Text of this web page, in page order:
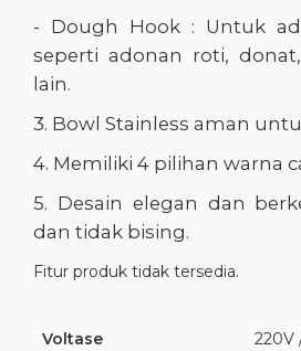
- Dough Hook : Untuk
seperti adonan roti,
lain.
3. Bowl Stainless aman
4. Memiliki 4 pilihan warna
5. Desain elegan dan
dan tidak bising.
Fitur produk tidak tersedia.
Voltase 220V